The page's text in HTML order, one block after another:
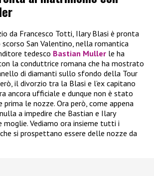
da Francesco Totti, Ilary Blasi è pronta
scorso San Valentino, nella romantica
tedesco Bastian Muller le ha
la conduttrice romana che ha mostrato
di diamanti sullo sfondo della Tour
il divorzio tra la Blasi e l’ex capitano
ancora ufficiale e dunque non è stato
prima le nozze. Ora però, come appena
a impedire che Bastian e Ilary
Vediamo ora insieme tutti i
si prospettano essere delle nozze da